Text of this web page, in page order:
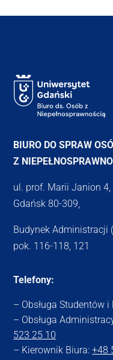
BIURO DO SPRAW
Z
ul. prof. Marii Janion 4,
Gdańsk 80-309,
Budynek Administracji
pok. 116-118, 121
Telefony:
– Obsługa Studentów
– Obsługa
523 25 10
– Kierownik Biura:+48